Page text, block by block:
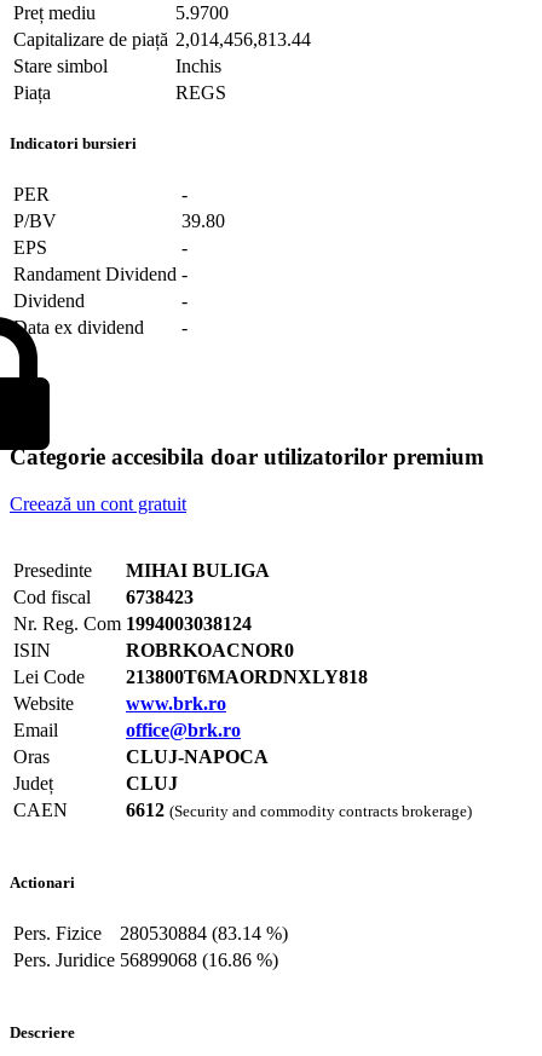
Preț mediu
5.9700
Capitalizare de piață 2,014,456,813.44
Stare simbol
Inchis
Piața
REGS
Indicatori bursieri
PER
-
P/BV
39.80
EPS
-
Randament Dividend -
Dividend
-
Data ex dividend
-
Categorie accesibila doar utilizatorilor premium
Creează un cont gratuit
Presedinte
MIHAI BULIGA
Cod fiscal
6738423
Nr. Reg. Com 1994003038124
ISIN
ROBRKOACNOR0
Lei Code
213800T6MAORDNXLY818
Website
www.brk.ro
Email
office@brk.ro
Oras
CLUJ-NAPOCA
Județ
CLUJ
CAEN
6612 (Security and commodity contracts brokerage)
Actionari
Pers. Fizice
280530884 (83.14 %)
Pers. Juridice 56899068 (16.86 %)
Descriere